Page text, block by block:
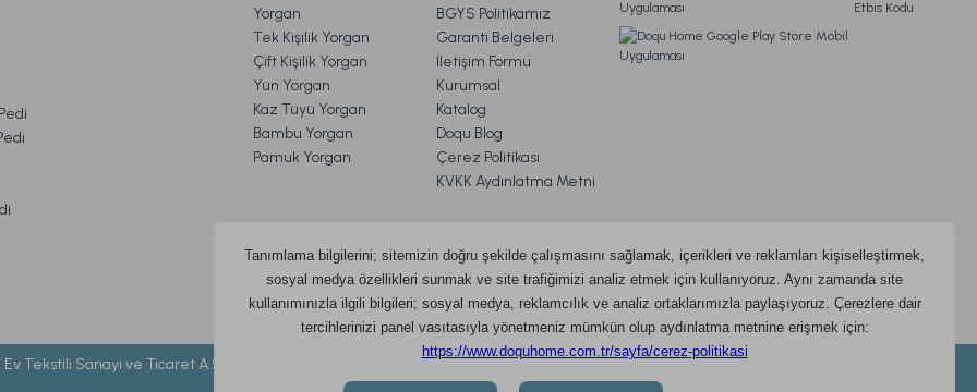
İADE İŞLEMLERİ
Ücretsiz Kargo
Sleepline Sıvı Geçirmez Alez 200 x 200 cm - Beyaz
Yorgan
Tek Kişilik Yorgan
Çift Kişilik Yorgan
Yün Yorgan
Kaz Tüyü Yorgan
Bambu Yorgan
Pamuk Yorgan
BGYS Politikamız
Garanti Belgeleri
İletişim Formu
Kurumsal
Katalog
Doqu Blog
Çerez Politikası
KVKK Aydınlatma Metni
Ev Tekstili Sanayi ve Ticaret A.Ş. © 2026 DOQU HOME- Tüm hakları saklıdır.